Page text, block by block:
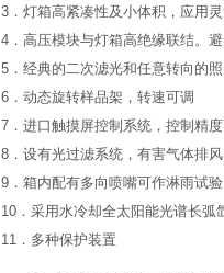
3．灯箱高紧凑性及小体积，应用灵
4．高压模块与灯箱高绝缘联结。
5．经典的二次滤光和任意转向的照
6．动态旋转样品架，转速可调
7．进口触摸屏控制系统，控制精
8．设有光过滤系统，有害气体排风
9．箱内配有多向喷嘴可作淋雨试
10．采用水冷却全太阳能光谱长弧
11．多种保护装置